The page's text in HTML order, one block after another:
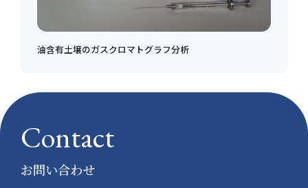
油含有土壌のガスクロマトグラフ分析
Contact
お問い合わせ